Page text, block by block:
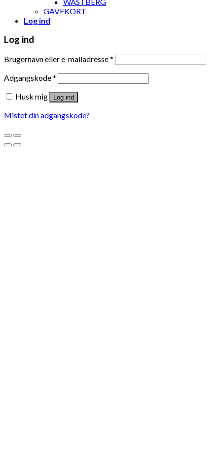
GAVEKORT
Log ind
Log ind
Brugernavn eller e-mailadresse*
Adgangskode*
Husk mig
Log ind
Mistet din adgangskode?